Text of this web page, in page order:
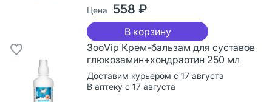
Цена 558 ₽
В корзину
ЗооVip Крем-бальзам для суставов
глюкозамин+хондраотин 250 мл
Доставим курьером с 17 августа
В аптеку с 17 августа